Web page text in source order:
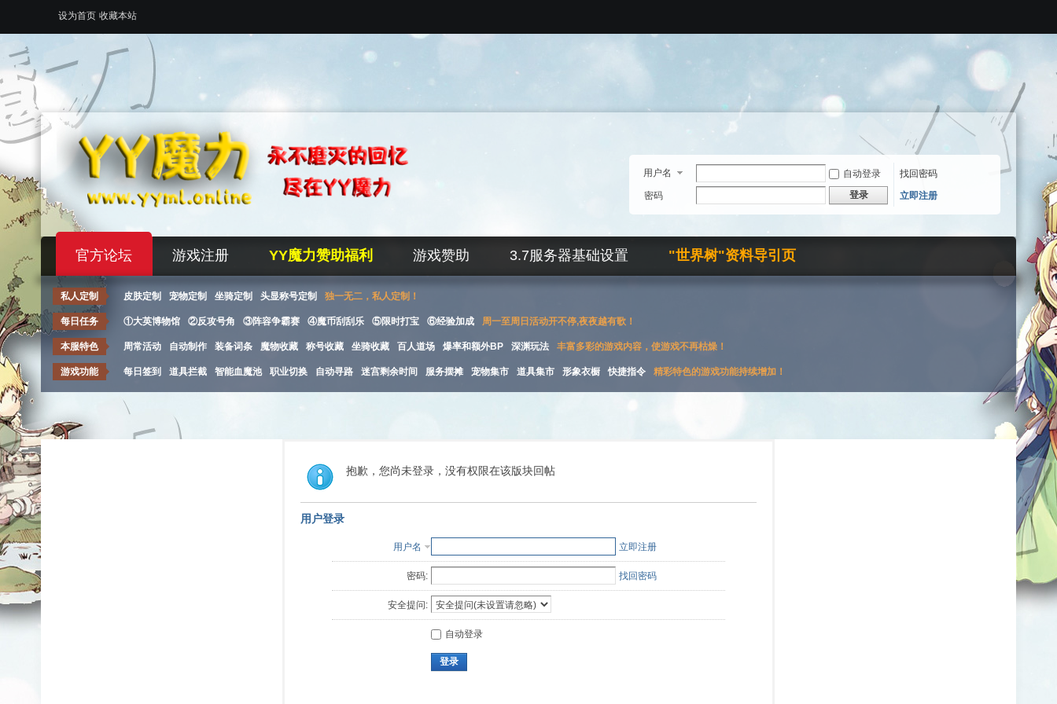
设为首页 收藏本站
用户名 自动登录
找回密码
密码
登录 立即注册
官方论坛 游戏注册 YY魔力赞助福利 游戏赞助 3.7服务器基础设置 "世界树"资料导引页
私人定制 皮肤定制 宠物定制 坐骑定制 头显称号定制 独一无二，私人定制！
每日任务 ①大英博物馆 ②反攻号角 ③阵容争霸赛 ④魔币刮刮乐 ⑤限时打宝 ⑥经验加成 周一至周日活动开不停,夜夜越有歌！
本服特色 周常活动 自动制作 装备词条 魔物收藏 称号收藏 坐骑收藏 百人道场 爆率和额外BP 深渊玩法 丰富多彩的游戏内容，使游戏不再枯燥！
游戏功能 每日签到 道具拦截 智能血魔池 职业切换 自动寻路 迷宫剩余时间 服务摆摊 宠物集市 道具集市 形象衣橱 快捷指令 精彩特色的游戏功能持续增加！
抱歉，您尚未登录，没有权限在该版块回帖
用户登录
用户名 立即注册
密码: 找回密码
安全提问:
自动登录
登录